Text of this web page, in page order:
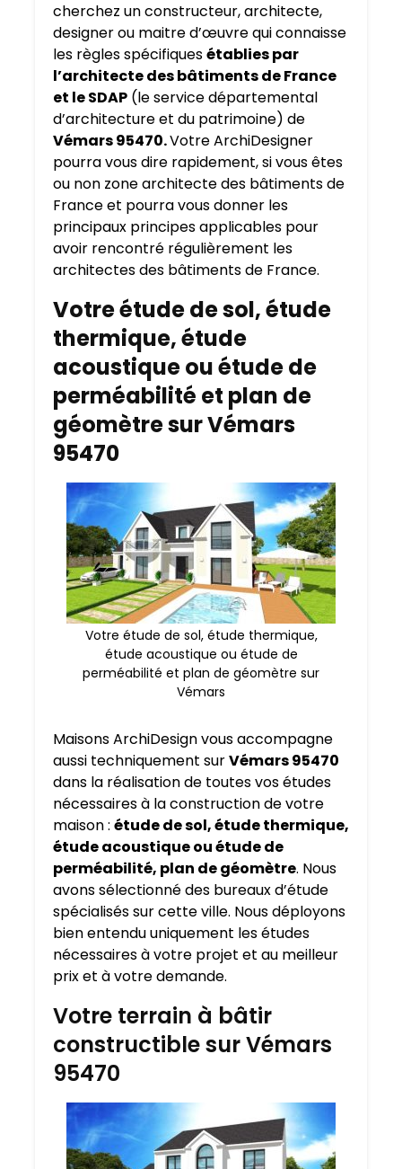
cherchez un constructeur, architecte,
designer ou maitre d’œuvre qui connaisse
les règles spécifiquesétablies par
l’architecte des bâtiments de France
et le SDAP (le service départemental
d’architecture et du patrimoine) de
Vémars 95470.Votre ArchiDesigner
pourra vous dire rapidement, si vous êtes
ou non zone architecte des bâtiments de
France et pourra vous donner les
principaux principes applicables pour
avoir rencontré régulièrement les
architectes des bâtiments de France.
Votre étude de sol, étude
thermique, étude
acoustique ou étude de
perméabilité et plan de
géomètre sur Vémars
95470
Votre étude de sol, étude thermique,
étude acoustique ou étude de
perméabilité et plan de géomètre sur
Vémars
Maisons ArchiDesign vous accompagne
aussi techniquement surVémars 95470
dans la réalisation de toutes vos études
nécessaires à la construction de votre
maison : étude de sol, étude thermique,
étude acoustique ou étude de
perméabilité, plan de géomètre. Nous
avons sélectionné des bureaux d’étude
spécialisés sur cette ville. Nous déployons
bien entendu uniquement les études
nécessaires à votre projet et au meilleur
prix et à votre demande.
Votre terrain à bâtir
constructible sur Vémars
95470